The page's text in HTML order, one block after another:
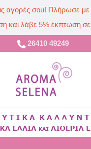
αγορές σου! Πλήρωσε με
και λάβε 5% έκπτωση
26410 49249